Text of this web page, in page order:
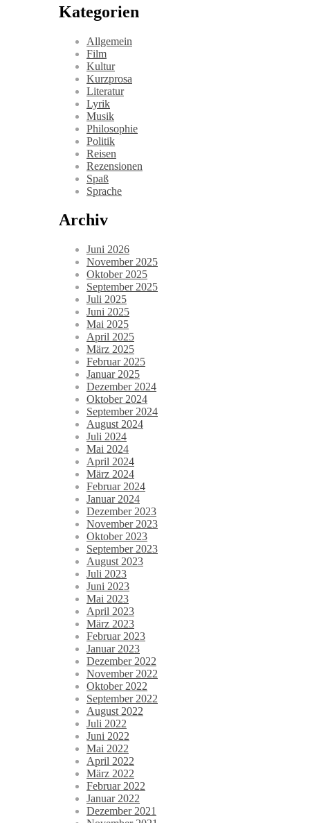
Kategorien
Allgemein
Film
Kultur
Kurzprosa
Literatur
Lyrik
Musik
Philosophie
Politik
Reisen
Rezensionen
Spaß
Sprache
Archiv
Juni 2026
November 2025
Oktober 2025
September 2025
Juli 2025
Juni 2025
Mai 2025
April 2025
März 2025
Februar 2025
Januar 2025
Dezember 2024
Oktober 2024
September 2024
August 2024
Juli 2024
Mai 2024
April 2024
März 2024
Februar 2024
Januar 2024
Dezember 2023
November 2023
Oktober 2023
September 2023
August 2023
Juli 2023
Juni 2023
Mai 2023
April 2023
März 2023
Februar 2023
Januar 2023
Dezember 2022
November 2022
Oktober 2022
September 2022
August 2022
Juli 2022
Juni 2022
Mai 2022
April 2022
März 2022
Februar 2022
Januar 2022
Dezember 2021